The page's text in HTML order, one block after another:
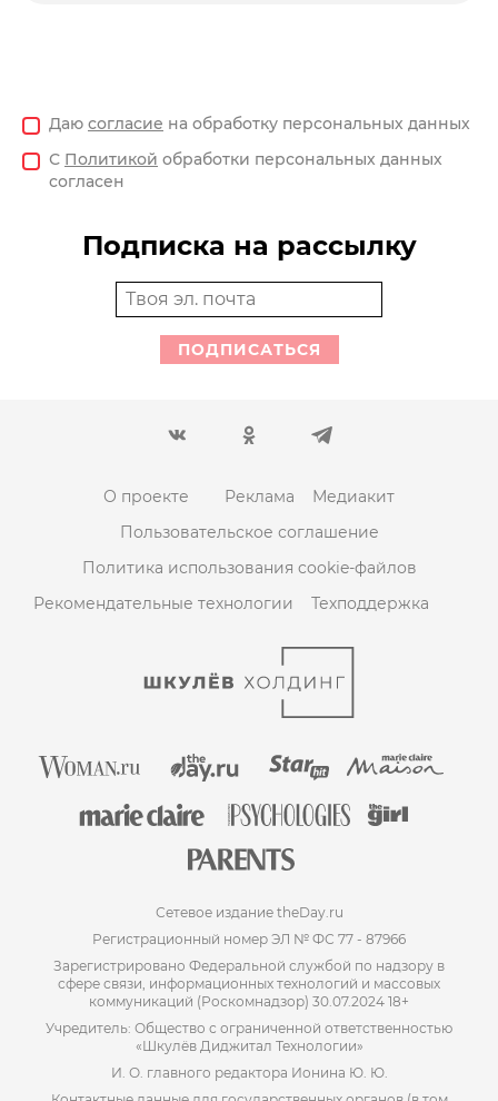
Даю согласие на обработку персональных данных
С Политикой обработки персональных данных
согласен
Подписка на рассылку
ПОДПИСАТЬСЯ
О проекте Реклама
Медиакит
Пользовательское соглашение
Политика использования cookie-файлов
Рекомендательные технологии
Техподдержка
Сетевое издание theDay.ru
Регистрационный номер ЭЛ № ФС 77 - 87966
Зарегистрировано Федеральной службой по надзору в
сфере связи, информационных технологий и массовых
коммуникаций (Роскомнадзор) 30.07.2024 18+
Учредитель: Общество с ограниченной ответственностью
«Шкулёв Диджитал Технологии»
И. О. главного редактора Ионина Ю. Ю.